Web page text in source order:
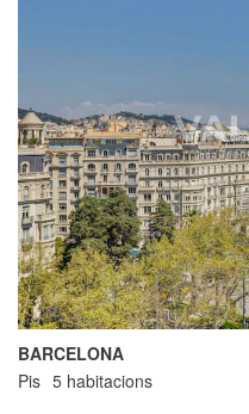
BARCELONA
Pis 5 habitacions